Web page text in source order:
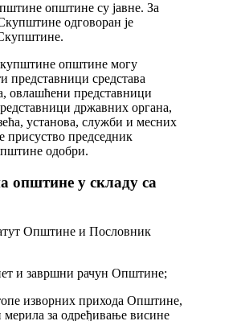
општине су јавне. За
одговоран је
општине могу
представници средстава
овлашћени представници
државних органа,
установа, служби и месних
присуство председник
одобри.
општине у складу са
Општине и Пословник
и завршни рачун Општине;
изворних прихода Општине,
за одређивање висине